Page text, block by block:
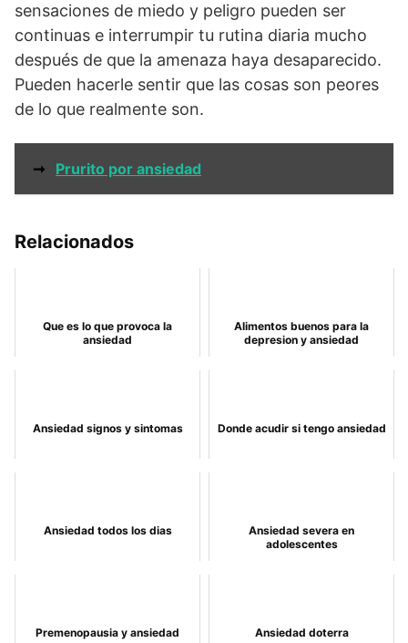
sensaciones de miedo y peligro pueden ser
continuas e interrumpir tu rutina diaria mucho
después de que la amenaza haya desaparecido.
Pueden hacerle sentir que las cosas son peores
de lo que realmente son.
➞ Prurito por ansiedad
Relacionados
Que es lo que provoca la
ansiedad
Alimentos buenos para la
depresion y ansiedad
Ansiedad signos y sintomas Donde acudir si tengo ansiedad
Ansiedad todos los dias
Ansiedad severa en
adolescentes
Premenopausia y ansiedad Ansiedad doterra